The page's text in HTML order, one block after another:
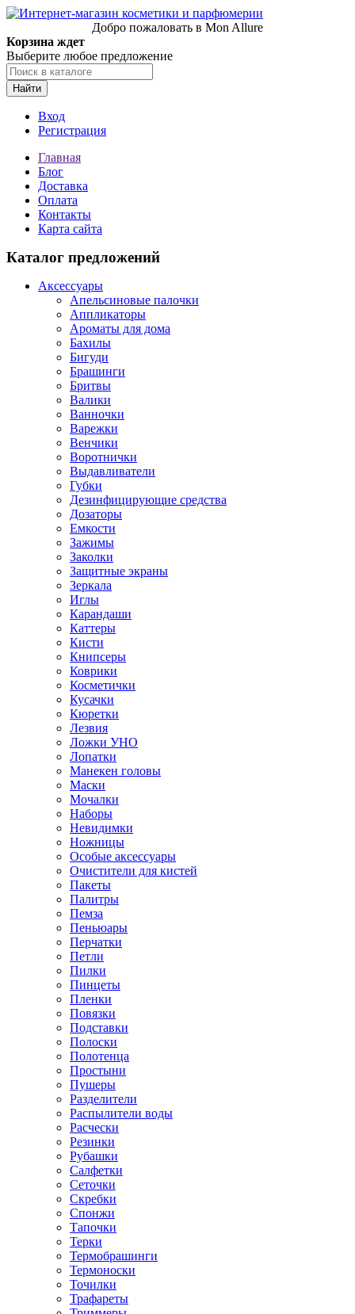
Добро пожаловать в Mon Allure
Корзина ждет
Выберите любое предложение
Найти
Вход
Регистрация
Главная
Блог
Доставка
Оплата
Контакты
Карта сайта
Каталог предложений
Аксессуары
Апельсиновые палочки
Аппликаторы
Ароматы для дома
Бахилы
Бигуди
Брашинги
Бритвы
Валики
Ванночки
Варежки
Венчики
Воротнички
Выдавливатели
Губки
Дезинфицирующие средства
Дозаторы
Емкости
Зажимы
Заколки
Защитные экраны
Зеркала
Иглы
Карандаши
Каттеры
Кисти
Книпсеры
Коврики
Косметички
Кусачки
Кюретки
Лезвия
Ложки УНО
Лопатки
Манекен головы
Маски
Мочалки
Наборы
Невидимки
Ножницы
Особые аксессуары
Очистители для кистей
Пакеты
Палитры
Пемза
Пеньюары
Перчатки
Петли
Пилки
Пинцеты
Пленки
Повязки
Подставки
Полоски
Полотенца
Простыни
Пушеры
Разделители
Распылители воды
Расчески
Резинки
Рубашки
Салфетки
Сеточки
Скребки
Спонжи
Тапочки
Терки
Термобрашинги
Термоноски
Точилки
Трафареты